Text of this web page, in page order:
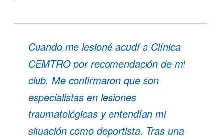
Cuando me lesioné acudí a Clínica
CEMTRO por recomendación de mi
club. Me confirmaron que son
especialistas en lesiones
traumatológicas y entendían mi
situación como deportista. Tras una